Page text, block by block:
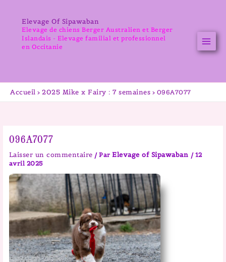
contenuElevage Of Sipawaban
Elevage de chiens Berger Australien et Berger
Islandais - Elevage familial et professionnel
en Occitanie
Accueil 2025 Mike x Fairy : 7 semaines 096A7077
096A7077
Laisser un commentaire / ParElevage of Sipawaban / 12
avril 2025